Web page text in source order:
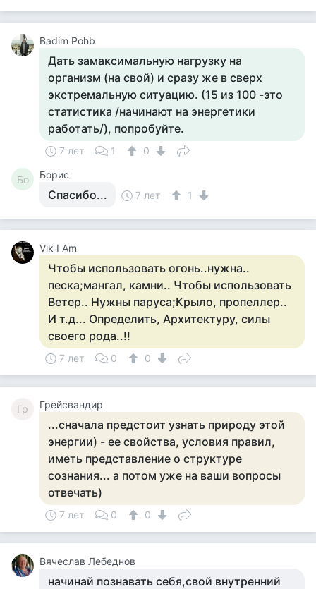
Badim Pohb
Дать замаксимальную нагрузку на
организм (на свой) и сразу же в сверх
экстремальную ситуацию. (15 из 100 -это
статистика /начинают на энергетики
работать/), попробуйте.
7 лет 1 0
Бо Борис
Спасибо... 7 лет 1
Vik I Am
Чтобы использовать огонь..нужна..
песка;мангал, камни.. Чтобы использовать
Ветер.. Нужны паруса;Крыло, пропеллер..
И т.д... Определить, Архитектуру, силы
своего рода..!!
7 лет 0 0
Гр Грейсвандир
...сначала предстоит узнать природу этой
энергии) - ее свойства, условия правил,
иметь представление о структуре
сознания... а потом уже на ваши вопросы
отвечать)
7 лет 0 0
Вячеслав Лебеднов
начинай познавать себя,свой внутренний